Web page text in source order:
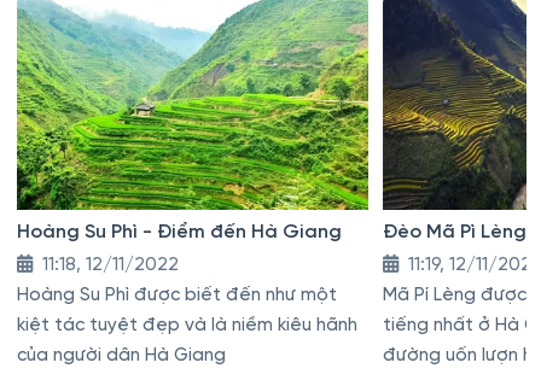
Hoàng Su Phì - Điểm đến Hà Giang
11:18, 12/11/2022
Hoàng Su Phì được biết đến như một
kiệt tác tuyệt đẹp và là niềm kiêu hãnh
của người dân Hà Giang
Đèo Mã Pì Lèng
11:19, 12/11/
Mã Pí Lèng được
tiếng nhất ở Hà
đường uốn lượn